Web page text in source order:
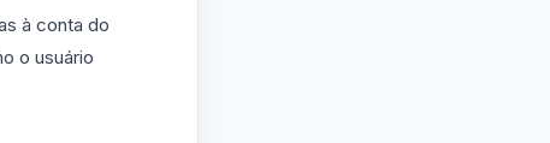
à conta do
o usuário